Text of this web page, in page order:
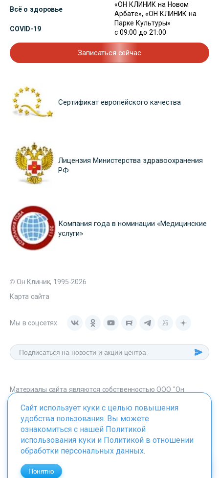
Всё о здоровье
COVID-19
«ОН КЛИНИК на Новом
Арбате», «ОН КЛИНИК на
Парке Культуры»
с 09:00 до 21:00
Записаться сейчас
Сертификат европейского качества
Лицензия Министерства здравоохранения
РФ
Компания года в номинации «Медицинские
услуги»
© Он Клиник, 1995-2026
Карта сайта
Мы в соцсетях
Материалы сайта являются собственностью ООО "Он
onclinic.ru запрещено в соответствии со статьей 1259 ГК. РФ.
ИМЕЮТСЯ ПРОТИВОПОКАЗАНИЯ. НЕОБХОДИМО
ПРОКОНСУЛЬТИРОВАТЬСЯ СО СПЕЦИАЛИСТОМ
Сайт использует куки с целью повышения
удобства пользования. Вы можете
ознакомиться с нашей Политикой
использования куки и Политикой в отношении
обработки персональных данных.
Понятно